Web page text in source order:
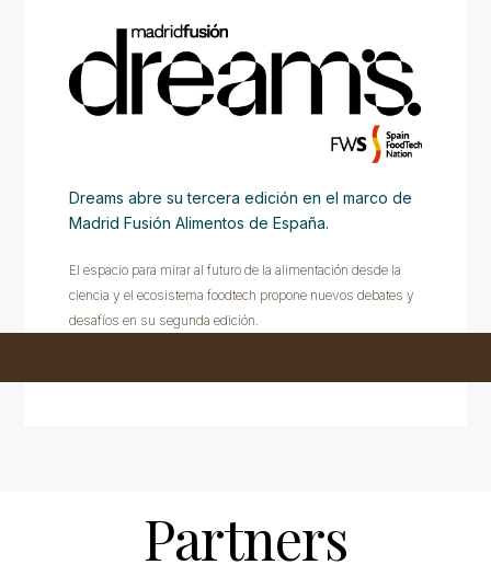
Dreams abre su tercera edición en el marco de
Madrid Fusión Alimentos de España.
El espacio para mirar al futuro de la alimentación desde la
ciencia y el ecosistema foodtech propone nuevos debates y
desafíos en su segunda edición.
Partners